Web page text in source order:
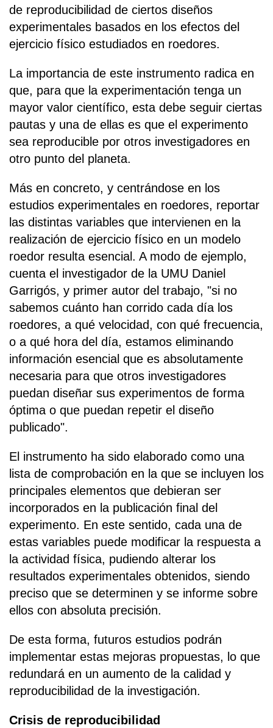
de reproducibilidad de ciertos diseños
experimentales basados en los efectos del
ejercicio físico estudiados en roedores.
La importancia de este instrumento radica en
que, para que la experimentación tenga un
mayor valor científico, esta debe seguir ciertas
pautas y una de ellas es que el experimento
sea reproducible por otros investigadores en
otro punto del planeta.
Más en concreto, y centrándose en los
estudios experimentales en roedores, reportar
las distintas variables que intervienen en la
realización de ejercicio físico en un modelo
roedor resulta esencial. A modo de ejemplo,
cuenta el investigador de la UMU Daniel
Garrigós, y primer autor del trabajo, "si no
sabemos cuánto han corrido cada día los
roedores, a qué velocidad, con qué frecuencia,
o a qué hora del día, estamos eliminando
información esencial que es absolutamente
necesaria para que otros investigadores
puedan diseñar sus experimentos de forma
óptima o que puedan repetir el diseño
publicado".
El instrumento ha sido elaborado como una
lista de comprobación en la que se incluyen los
principales elementos que debieran ser
incorporados en la publicación final del
experimento. En este sentido, cada una de
estas variables puede modificar la respuesta a
la actividad física, pudiendo alterar los
resultados experimentales obtenidos, siendo
preciso que se determinen y se informe sobre
ellos con absoluta precisión.
De esta forma, futuros estudios podrán
implementar estas mejoras propuestas, lo que
redundará en un aumento de la calidad y
reproducibilidad de la investigación.
Crisis de reproducibilidad